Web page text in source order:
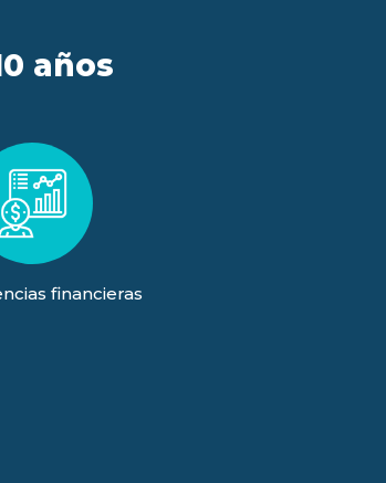
años
financieras